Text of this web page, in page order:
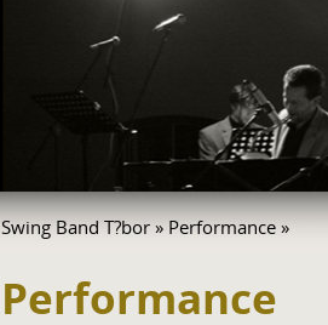
Swing Band T?bor » Performance »
Performance